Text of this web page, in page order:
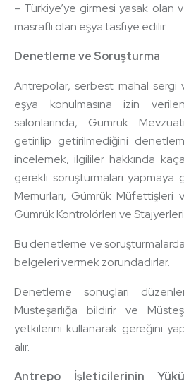
– Türkiye’ye girmesi yasak olan
masraflı olan eşya tasfiye edilir.
Denetleme ve Soruşturma
Antrepolar, serbest mahal sergi
eşya konulmasına izin
salonlarında, Gümrük
getirilip getirilmediğini
incelemek, ilgililer hakkında
gerekli soruşturmaları yapmaya
Memurları, Gümrük Müfettişleri
Gümrük Kontrolörleri ve
Bu denetleme ve
belgeleri vermek zorundadırlar.
Denetleme sonuçları
Müsteşarlığa bildirir ve
yetkilerini kullanarak gereğini
alır.
Antrepo İşleticilerinin